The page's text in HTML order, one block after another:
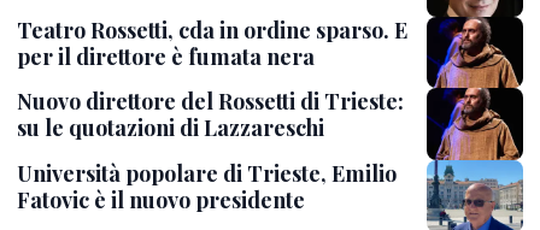
Teatro Rossetti, cda in ordine sparso. E
per il direttore è fumata nera
Nuovo direttore del Rossetti di Trieste:
su le quotazioni di Lazzareschi
Università popolare di Trieste, Emilio
Fatovic è il nuovo presidente